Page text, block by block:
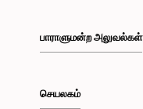
பாராளுமன்ற அலுவல்கள்
செயலகம்